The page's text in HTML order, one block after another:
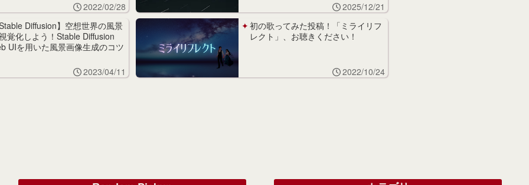
2022/02/28
2025/12/21
Stable Diffusion】空想世界の風景
覚化しよう！Stable Diffusion
UIを用いた風景画像生成のコツ
2023/04/11
初の歌ってみた投稿！「ミライリフ
レクト」、お聴きください！
2022/10/24